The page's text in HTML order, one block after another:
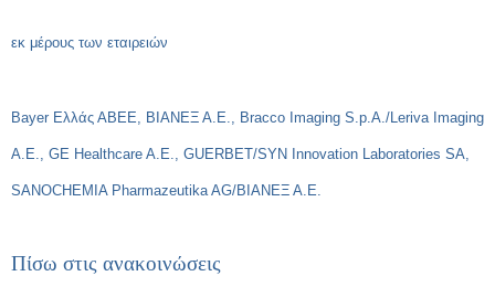
εκ μέρους των εταιρειών
Bayer Ελλάς ΑΒΕΕ, ΒΙΑΝΕΞ Α.Ε., Bracco Imaging S.p.A./Leriva Imaging
A.E., GE Healthcare A.E., GUERBET/SYN Innovation Laboratories SA,
SANOCHEMIA Pharmazeutika AG/ΒΙΑΝΕΞ Α.Ε.
Πίσω στις ανακοινώσεις